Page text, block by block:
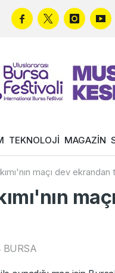
TEKNOLOJİ MAGAZİN
maçı dev ekrandan
BURSA